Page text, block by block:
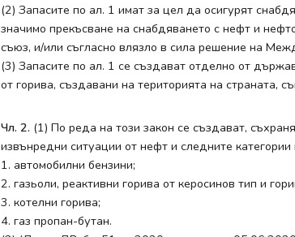
(2) Запасите по ал. 1 имат за цел да осигурят
значимо прекъсване на снабдяването с нефт и
съюз, и/или съгласно влязло в сила решение на
(3) Запасите по ал. 1 се създават отделно от
от горива, създавани на територията на страната,
Чл. 2. (1) По реда на този закон се създават,
извънредни ситуации от нефт и следните
1. автомобилни бензини;
2. газьоли, реактивни горива от керосинов тип и
3. котелни горива;
4. газ пропан-бутан.